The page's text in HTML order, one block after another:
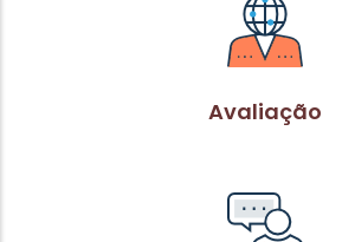
Avaliação